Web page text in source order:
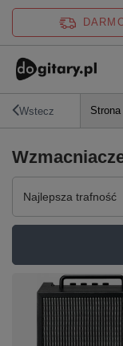
Wstecz Strona
Zmień sortowanie
Najlepsza trafność